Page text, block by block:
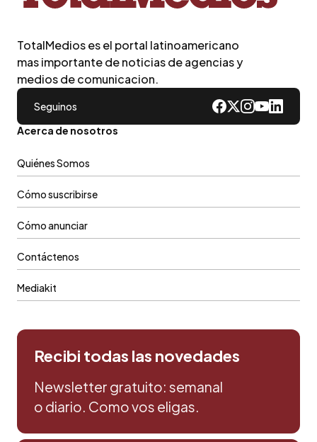
TotalMedios es el portal latinoamericano
mas importante de noticias de agencias y
medios de comunicacion.
Seguinos
Acerca de nosotros
Quiénes Somos
Cómo suscribirse
Cómo anunciar
Contáctenos
Mediakit
Recibi todas las novedades
Newsletter gratuito: semanal
o diario. Como vos eligas.